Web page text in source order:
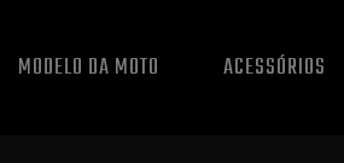
MODELO DA MOTO ACESSÓRIOS